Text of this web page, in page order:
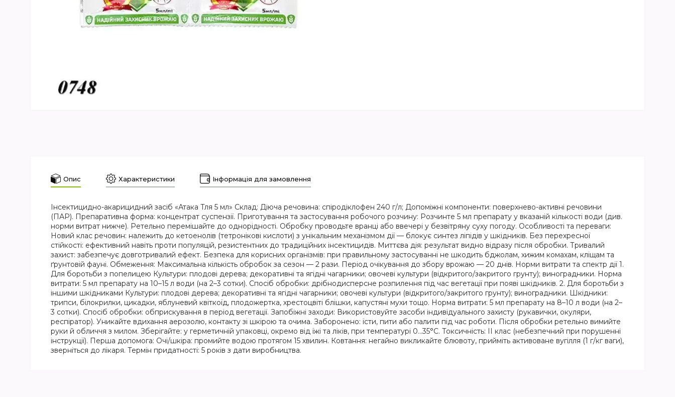
Опис Характеристики Інформація для замовлення
Інсектицидно-акарицидний засіб «Атака Тля 5 мл» Склад: Діюча речовина: спіродіклофен 240 г/л; Допоміжні компоненти: поверхнево-активні речовини
(ПАР). Препаративна форма: концентрат суспензії. Приготування та застосування робочого розчину: Розчинте 5 мл препарату у вказаній кількості води (див.
норми витрат нижче). Ретельно перемішайте до однорідності. Обробку проводьте вранці або ввечері у безвітряну суху погоду. Особливості та переваги:
Новий клас речовин: належить до кетоенолів (тетронікові кислоти) з унікальним механізмом дії — блокує синтез ліпідів у шкідників. Без перехресної
стійкості: ефективний навіть проти популяцій, резистентних до традиційних інсектицидів. Миттєва дія: результат видно відразу після обробки. Тривалий
захист: забезпечує довготривалий ефект. Безпека для корисних організмів: при правильному застосуванні не шкодить бджолам, хижим комахам, кліщам та
ґрунтовій фауні. Обмеження: Максимальна кількість обробок за сезон — 2 рази. Період очікування до збору врожаю — 20 днів. Норми витрати та спектр дії 1.
Для боротьби з попелицею Культури: плодові дерева; декоративні та ягідні чагарники; овочеві культури (відкритого/закритого грунту); виноградники. Норма
витрати: 5 мл препарату на 10–15 л води (на 2–3 сотки). Спосіб обробки: дрібнодисперсне розпилення під час вегетації при появі шкідників. 2. Для боротьби з
іншими шкідниками Культури: плодові дерева; декоративні та ягідні чагарники; овочеві культури (відкритого/закритого грунту); виноградники. Шкідники:
трипси, білокрилки, цикадки, яблуневий квіткоїд, плодожертка, хрестоцвіті блішки, капустяні мухи тощо. Норма витрати: 5 мл препарату на 8–10 л води (на 2–
3 сотки). Спосіб обробки: обприскування в період вегетації. Запобіжні заходи: Використовуйте засоби індивідуального захисту (рукавички, окуляри,
респіратор). Уникайте вдихання аерозолю, контакту зі шкірою та очима. Заборонено: їсти, пити або палити під час роботи. Після обробки ретельно вимийте
руки й обличчя з милом. Зберігайте: у герметичній упаковці, окремо від їжі та ліків, при температурі 0…35°C. Токсичність: II клас (небезпечний при порушенні
інструкції). Перша допомога: Очі/шкіра: промийте водою протягом 15 хвилин. Ковтання: негайно викликайте блювоту, прийміть активоване вугілля (1 г/кг ваги),
зверніться до лікаря. Термін придатності: 5 років з дати виробництва.